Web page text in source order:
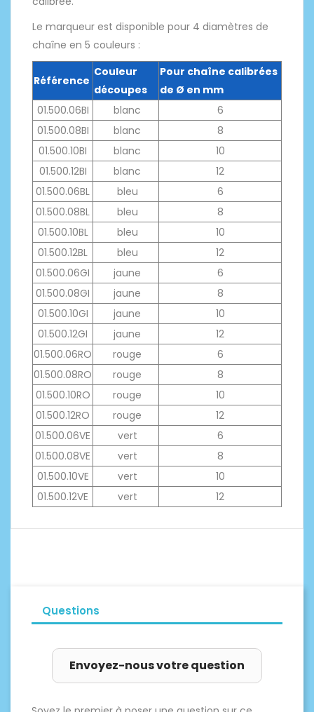
Le marqueur est disponible pour 4 diamètres de
chaîne en 5 couleurs :
Référence
Couleur
découpes
Pour chaîne calibrées
de Ø en mm
01.500.06BI
blanc
6
01.500.08BI
blanc
8
01.500.10BI
blanc
10
01.500.12BI
blanc
12
01.500.06BL
bleu
6
01.500.08BL
bleu
8
01.500.10BL
bleu
10
01.500.12BL
bleu
12
01.500.06GI
jaune
6
01.500.08GI
jaune
8
01.500.10GI
jaune
10
01.500.12GI
jaune
12
01.500.06RO
rouge
6
01.500.08RO
rouge
8
01.500.10RO
rouge
10
01.500.12RO
rouge
12
01.500.06VE
vert
6
01.500.08VE
vert
8
01.500.10VE
vert
10
01.500.12VE
vert 12
Questions
Envoyez-nous votre question